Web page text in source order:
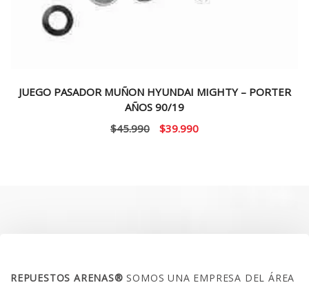
JUEGO PASADOR MUÑON HYUNDAI MIGHTY – PORTER
AÑOS 90/19
$45.990
El
$39.990El
REPUESTOS ARENAS®SOMOS UNA EMPRESA DEL ÁREA